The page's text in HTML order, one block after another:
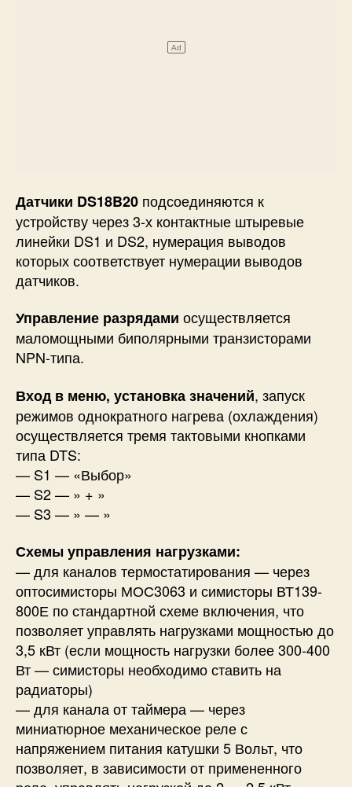
Датчики DS18B20 подсоединяются к
устройству через 3-х контактные штыревые
линейки DS1 и DS2, нумерация выводов
которых соответствует нумерации выводов
датчиков.
Управление разрядами осуществляется
маломощными биполярными транзисторами
NPN-типа.
Вход в меню, установка значений, запуск
режимов однократного нагрева (охлаждения)
осуществляется тремя тактовыми кнопками
типа DTS:
— S1 — «Выбор»
— S2 — » + »
— S3 — » — »
Схемы управления нагрузками:
— для каналов термостатирования — через
оптосимисторы МОС3063 и симисторы ВТ139-
800Е по стандартной схеме включения, что
позволяет управлять нагрузками мощностью до
3,5 кВт (если мощность нагрузки более 300-400
Вт — симисторы необходимо ставить на
радиаторы)
— для канала от таймера — через
миниатюрное механическое реле с
напряжением питания катушки 5 Вольт, что
позволяет, в зависимости от примененного